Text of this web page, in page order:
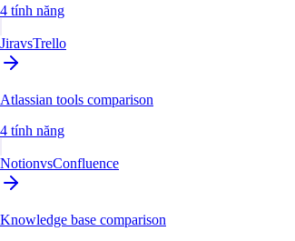
4 tính năng
JiravsTrello
Atlassian tools comparison
4 tính năng
NotionvsConfluence
Knowledge base comparison